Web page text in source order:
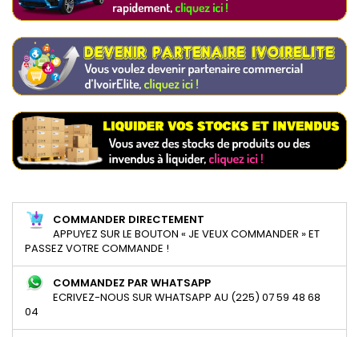
COMMANDER DIRECTEMENT
APPUYEZ SUR LE BOUTON « JE VEUX COMMANDER » ET
PASSEZ VOTRE COMMANDE !
COMMANDEZ PAR WHATSAPP
ECRIVEZ-NOUS SUR WHATSAPP AU (225) 07 59 48 68
04